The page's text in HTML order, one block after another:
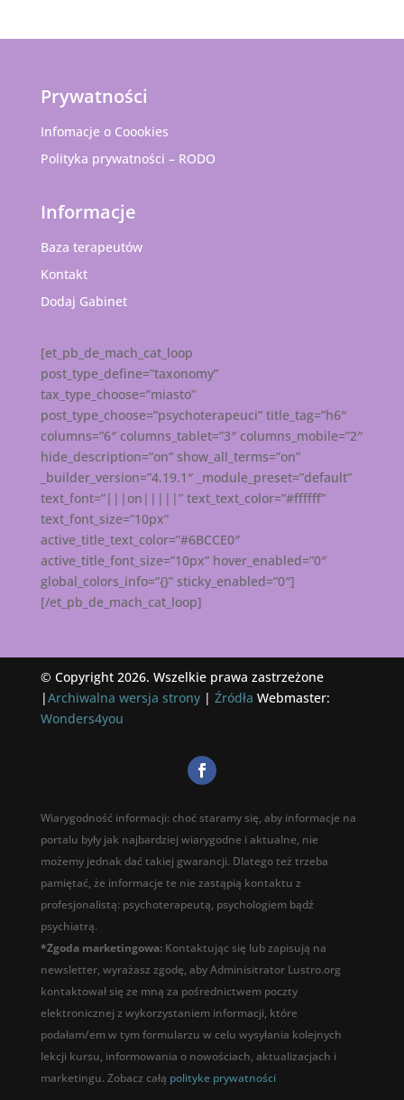
Prywatności
Infomacje o Coookies
Polityka prywatności – RODO
Informacje
Baza terapeutów
Kontakt
Dodaj Gabinet
[et_pb_de_mach_cat_loop
post_type_define=”taxonomy”
tax_type_choose=”miasto”
post_type_choose=”psychoterapeuci” title_tag=”h6″
columns=”6″ columns_tablet=”3″ columns_mobile=”2″
hide_description=”on” show_all_terms=”on”
_builder_version=”4.19.1″ _module_preset=”default”
text_font=”|||on|||||” text_text_color=”#ffffff”
text_font_size=”10px”
active_title_text_color=”#6BCCE0″
active_title_font_size=”10px” hover_enabled=”0″
global_colors_info=”{}” sticky_enabled=”0″]
[/et_pb_de_mach_cat_loop]
© Copyright 2026. Wszelkie prawa zastrzeżone
|Archiwalna wersja strony| Źródła Webmaster:
Wonders4you
Wiarygodność informacji: choć staramy się, aby informacje na
portalu były jak najbardziej wiarygodne i aktualne, nie
możemy jednak dać takiej gwarancji. Dlatego też trzeba
pamiętać, że informacje te nie zastąpią kontaktu z
profesjonalistą: psychoterapeutą, psychologiem bądź
psychiatrą.
*Zgoda marketingowa: Kontaktując się lub zapisują na
newsletter, wyrażasz zgodę, aby Adminisitrator Lustro.org
kontaktował się ze mną za pośrednictwem poczty
elektronicznej z wykorzystaniem informacji, które
podałam/em w tym formularzu w celu wysyłania kolejnych
lekcji kursu, informowania o nowościach, aktualizacjach i
marketingu. Zobacz całą polityke prywatności